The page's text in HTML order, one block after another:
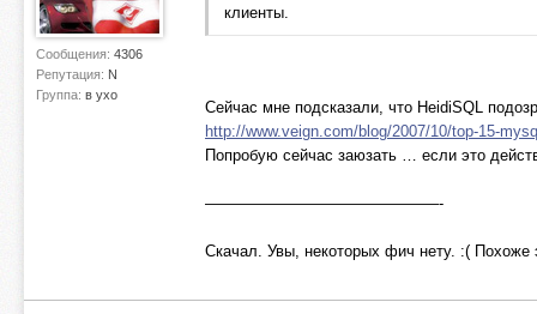
Сообщения: 4306
Репутация: N
Группа: в ухо
клиенты.
Сейчас мне подсказали, что HeidiSQL
http://www.veign.com/blog/2007/10/top-15-
Попробую сейчас заюзать … если это
———————————————-
Скачал. Увы, некоторых фич нету. :( Похоже